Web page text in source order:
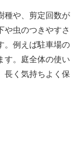
種や、剪定回数が
や虫のつきやすさ
。例えば駐車場の
す。庭全体の使い
長く気持ちよく保